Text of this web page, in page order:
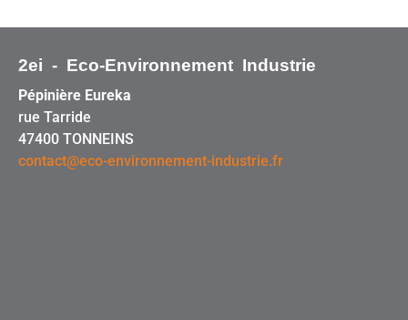
2ei - Eco-Environnement Industrie
Pépinière Eureka
rue Tarride
47400 TONNEINS
contact@eco-environnement-industrie.fr